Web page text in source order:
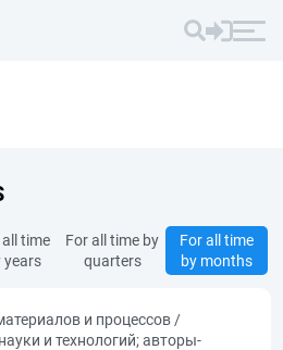
all time
years
For all time by
quarters
For all time
by months
и процессов /
и технологий; авторы-